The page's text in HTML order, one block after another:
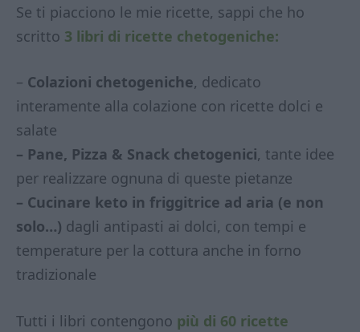
Se ti piacciono le mie ricette, sappi che ho
scritto 3 libri di ricette chetogeniche:
– Colazioni chetogeniche, dedicato
interamente alla colazione con ricette dolci e
salate
– Pane, Pizza & Snack chetogenici, tante idee
per realizzare ognuna di queste pietanze
– Cucinare keto in friggitrice ad aria (e non
solo…) dagli antipasti ai dolci, con tempi e
temperature per la cottura anche in forno
tradizionale
Tutti i libri contengono più di 60 ricette